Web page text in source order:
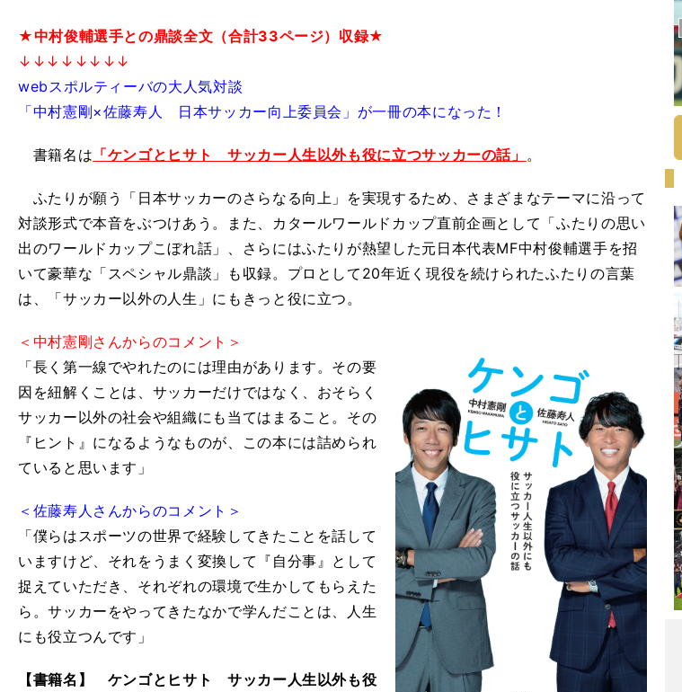
★中村俊輔選手との鼎談全文（合計33ページ）収録★
↓↓↓↓↓↓↓↓
webスポルティーバの大人気対談
「中村憲剛×佐藤寿人 日本サッカー向上委員会」が一冊の本になった！
書籍名は 「ケンゴとヒサト サッカー人生以外も役に立つサッカーの話」 。
ふたりが願う「日本サッカーのさらなる向上」を実現するため、さまざまなテーマに沿って
対談形式で本音をぶつけあう。また、カタールワールドカップ直前企画として「ふたりの思い
出のワールドカップこぼれ話」、さらにはふたりが熱望した元日本代表MF中村俊輔選手を招
いて豪華な「スペシャル鼎談」も収録。プロとして20年近く現役を続けられたふたりの言葉
は、「サッカー以外の人生」にもきっと役に立つ。
＜中村憲剛さんからのコメント＞
「長く第一線でやれたのには理由があります。その要
因を紐解くことは、サッカーだけではなく、おそらく
サッカー以外の社会や組織にも当てはまること。その
『ヒント』になるようなものが、この本には詰められ
ていると思います」
＜佐藤寿人さんからのコメント＞
「僕らはスポーツの世界で経験してきたことを話して
いますけど、それをうまく変換して『自分事』として
捉えていただき、それぞれの環境で生かしてもらえた
ら。サッカーをやってきたなかで学んだことは、人生
にも役立つんです」
【書籍名】 ケンゴとヒサト サッカー人生以外も役